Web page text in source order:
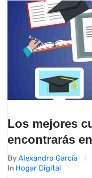
Los mejores
encontrarás
By Alexandro García
In Hogar Digital